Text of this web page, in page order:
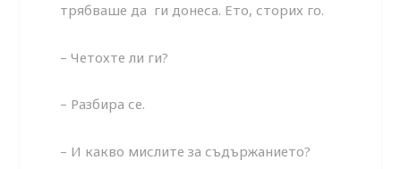
трябваше да ги донеса. Ето, сторих го.
– Четохте ли ги?
– Разбира се.
– И какво мислите за съдържанието?